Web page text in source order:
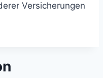
Versicherungen